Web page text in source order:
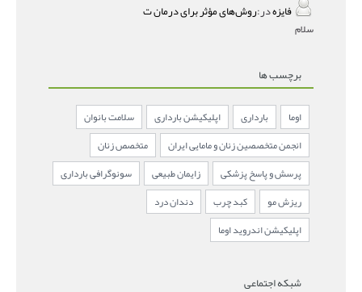
فایزهدر:روش‌های مؤثر برای درمان ت
سلام
برچسب ها
اوما بارداری اپلیکیشن بارداری
سلامت بانوان
انجمن متخصصین زنان و مامایی ایران
متخصص زنان
پرسش و پاسخ پزشکی
زایمان طبیعی
سونوگرافی بارداری
ریزش مو
کبد چرب
دندان درد
اپلیکیشن اندروید اوما
شبکه اجتماعی